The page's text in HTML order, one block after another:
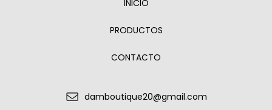
INICIO
PRODUCTOS
CONTACTO
damboutique20@gmail.com